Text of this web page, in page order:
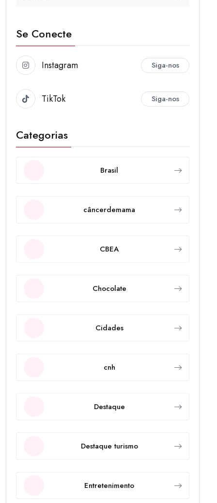
Se Conecte
Instagram Siga-nos
TikTok Siga-nos
Categorias
Brasil
câncerdemama
CBEA
Chocolate
Cidades
cnh
Destaque
Destaque turismo
Entretenimento